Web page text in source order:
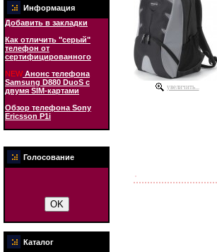
Информация
Добавить в закладки
Как отличить "серый"
телефон от
сертифицированного
NEWАнонс телефона
Samsung D880 DuoS с
двумя SIM-картами
Обзор телефона Sony
Ericsson P1i
Голосование
Каталог
увеличить...